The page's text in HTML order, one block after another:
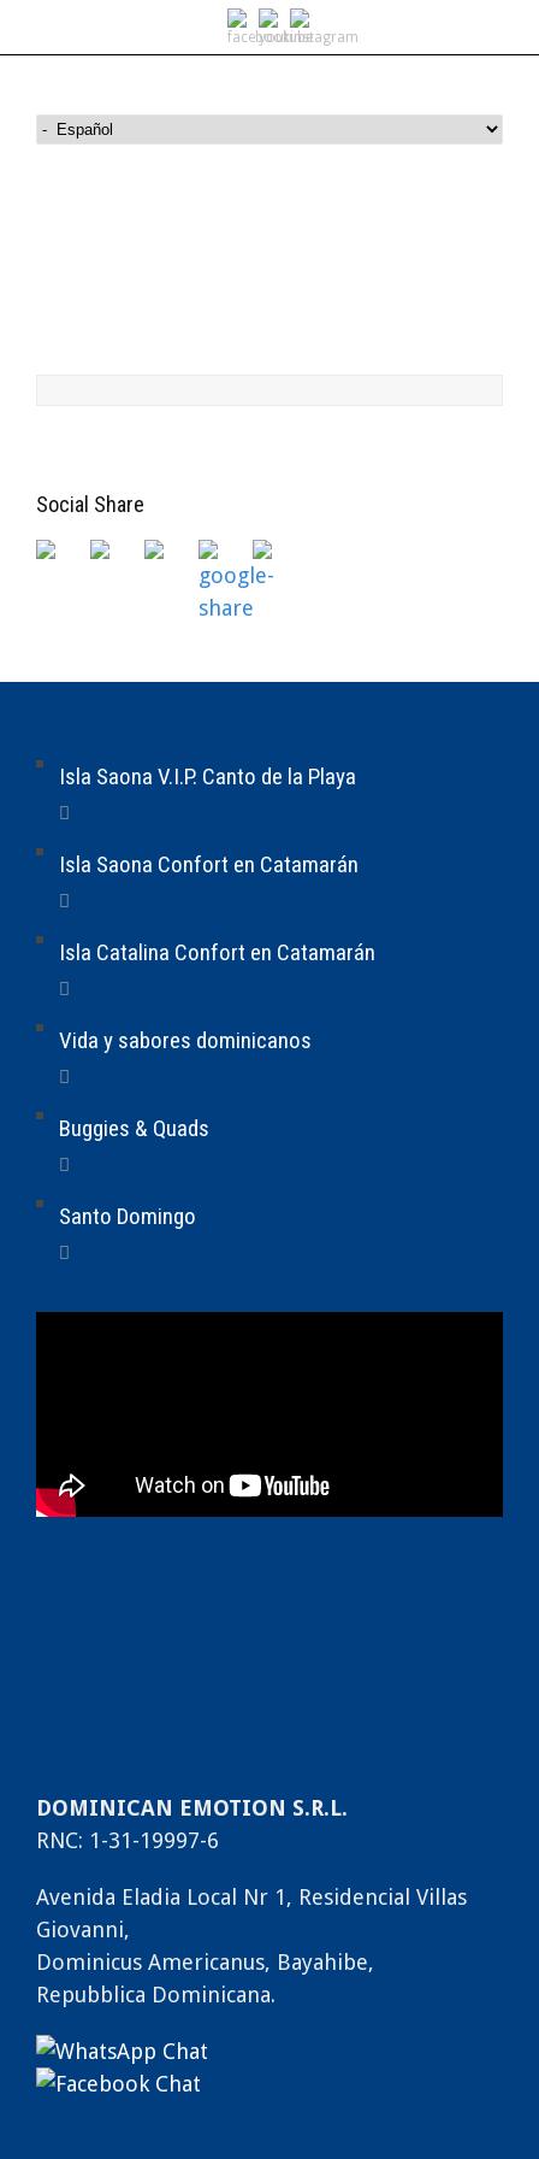
Social Share
Isla Saona V.I.P. Canto de la Playa
Isla Saona Confort en Catamarán
Isla Catalina Confort en Catamarán
Vida y sabores dominicanos
Buggies & Quads
Santo Domingo
DOMINICAN EMOTION S.R.L.
RNC: 1-31-19997-6
Avenida Eladia Local Nr 1, Residencial Villas
Giovanni,
Dominicus Americanus, Bayahibe,
Repubblica Dominicana.